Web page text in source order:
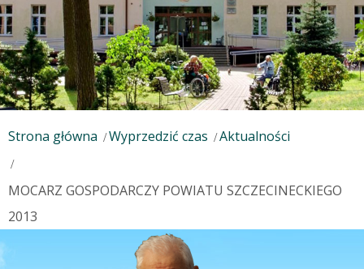
Strona główna Wyprzedzić czas Aktualności
MOCARZ GOSPODARCZY POWIATU SZCZECINECKIEGO
2013